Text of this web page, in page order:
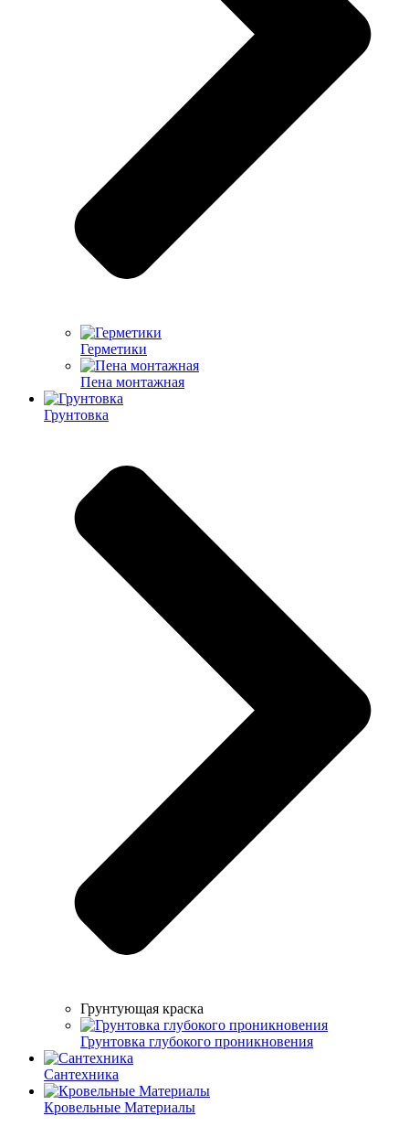
Герметики
Пена монтажная
Грунтовка
Грунтующая краска
Грунтовка глубокого проникновения
Сантехника
Кровельные Материалы